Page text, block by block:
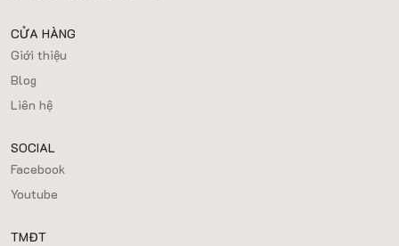
CỬA HÀNG
Giới thiệu
Blog
Liên hệ
SOCIAL
Facebook
Youtube
TMĐT